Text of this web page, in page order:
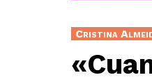
Cristina